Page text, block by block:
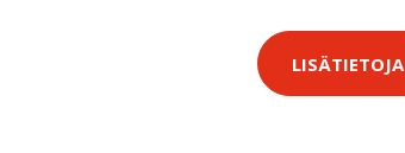
LISÄTIETOJA